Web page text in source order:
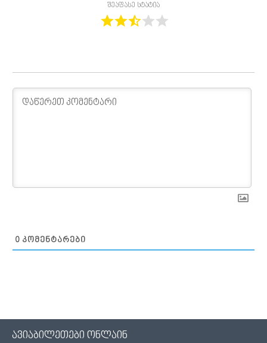
შეაფასე სტატია
0 ᲙᲝᲛᲔᲜᲢᲐᲠᲔᲑᲘ
ავიაბილეთები ონლაინ